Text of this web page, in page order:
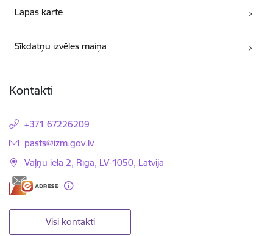
Lapas karte
Sīkdatņu izvēles maiņa
Kontakti
+371 67226209
E-pasts:
pasts@izm.gov.lv
Vaļņu iela 2, Rīga, LV-1050, Latvija
Visi kontakti